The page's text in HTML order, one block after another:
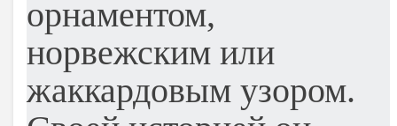
орнаментом,
норвежским или
жаккардовым узором.